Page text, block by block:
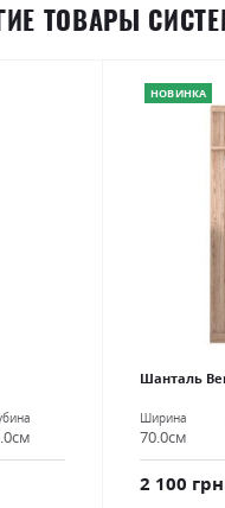
ТОВАРЫ
НОВИНКА
Шанталь
Ширина
70.0см
2 100 грн